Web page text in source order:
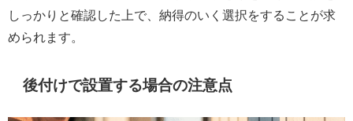
しっかりと確認した上で、納得のいく選択をすることが求
められます。
後付けで設置する場合の注意点